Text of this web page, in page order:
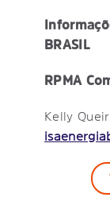
BRASIL
RPMA
Kelly